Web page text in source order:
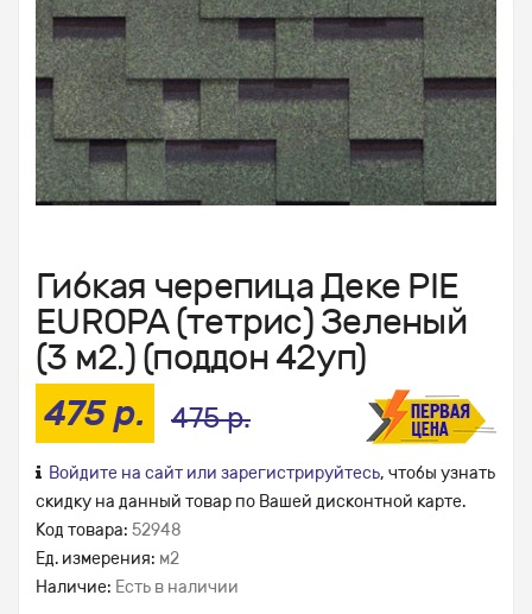
Гибкая черепица Деке PIE
EUROPA (тетрис) Зеленый
(3 м2.) (поддон 42уп)
475 р.
475 р.
Войдите на сайт или зарегистрируйтесь, чтобы узнать
скидку на данный товар по Вашей дисконтной карте.
Код товара: 52948
Ед. измерения: м2
Наличие: Есть в наличии